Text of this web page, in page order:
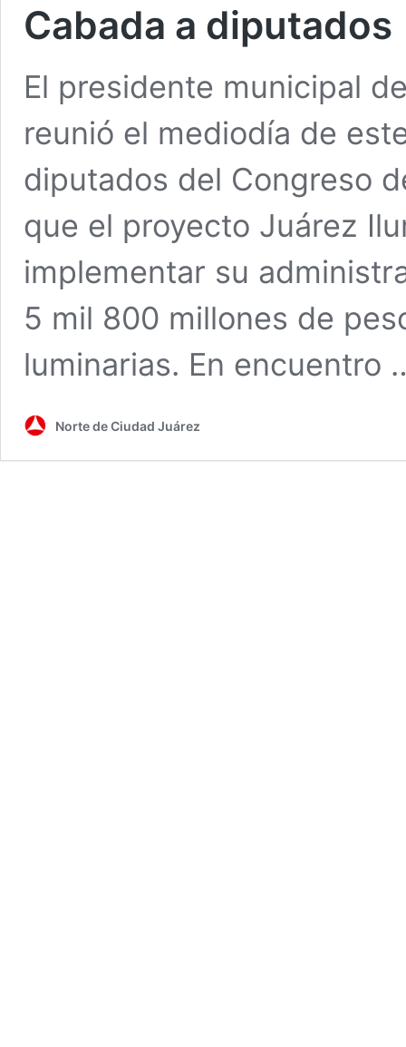
Cabada a diputados
El presidente municipal
reunió el mediodía de
diputados del Congreso
que el proyecto Juárez
implementar su
5 mil 800 millones de
luminarias. En encuentro
Norte de Ciudad Juárez